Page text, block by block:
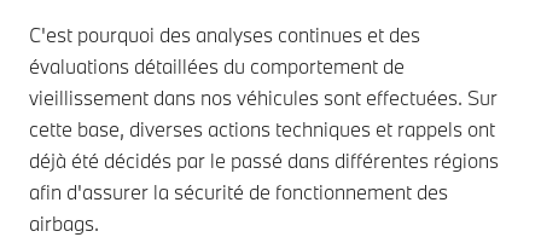
C'est pourquoi des analyses continues et des
évaluations détaillées du comportement de
vieillissement dans nos véhicules sont effectuées. Sur
cette base, diverses actions techniques et rappels ont
déjà été décidés par le passé dans différentes régions
afin d'assurer la sécurité de fonctionnement des
airbags.